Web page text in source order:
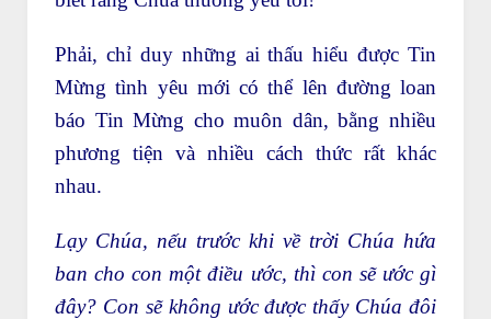
Phải, chỉ duy những ai thấu hiểu được Tin
Mừng tình yêu mới có thể lên đường loan
báo Tin Mừng cho muôn dân, bằng nhiều
phương tiện và nhiều cách thức rất khác
nhau.
Lạy Chúa, nếu trước khi về trời Chúa hứa
ban cho con một điều ước, thì con sẽ ước gì
đây? Con sẽ không ước được thấy Chúa đôi